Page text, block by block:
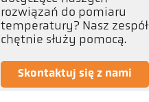
rozwiązań do pomiaru
temperatury? Nasz zespół
chętnie służy pomocą.
Skontaktuj się z nami